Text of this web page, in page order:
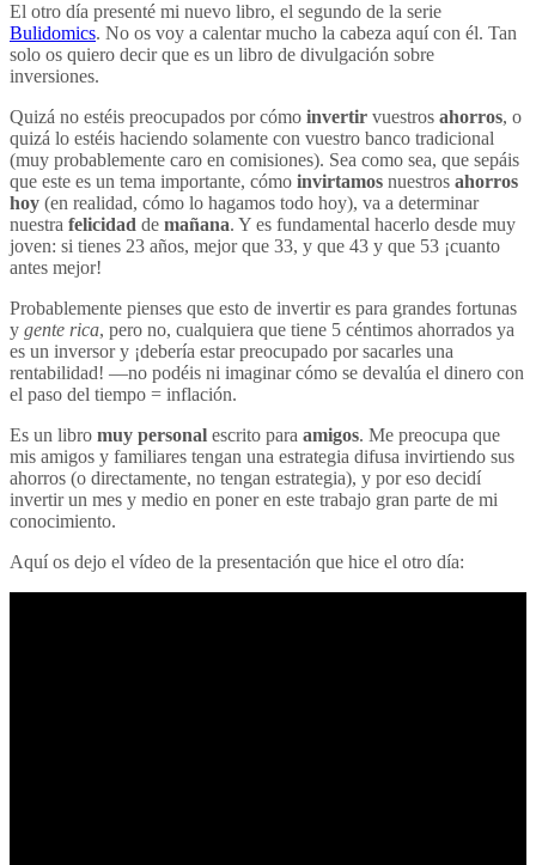
El otro día presenté mi nuevo libro, el segundo de la serie
Bulidomics. No os voy a calentar mucho la cabeza aquí con él. Tan
solo os quiero decir que es un libro de divulgación sobre
inversiones.
Quizá no estéis preocupados por cómo invertir vuestros ahorros, o
quizá lo estéis haciendo solamente con vuestro banco tradicional
(muy probablemente caro en comisiones). Sea como sea, que sepáis
que este es un tema importante, cómo invirtamos nuestros ahorros
hoy (en realidad, cómo lo hagamos todo hoy), va a determinar
nuestra felicidad de mañana. Y es fundamental hacerlo desde muy
joven: si tienes 23 años, mejor que 33, y que 43 y que 53 ¡cuanto
antes mejor!
Probablemente pienses que esto de invertir es para grandes fortunas
y gente rica, pero no, cualquiera que tiene 5 céntimos ahorrados ya
es un inversor y ¡debería estar preocupado por sacarles una
rentabilidad! —no podéis ni imaginar cómo se devalúa el dinero con
el paso del tiempo = inflación.
Es un libro muy personal escrito para amigos. Me preocupa que
mis amigos y familiares tengan una estrategia difusa invirtiendo sus
ahorros (o directamente, no tengan estrategia), y por eso decidí
invertir un mes y medio en poner en este trabajo gran parte de mi
conocimiento.
Aquí os dejo el vídeo de la presentación que hice el otro día: